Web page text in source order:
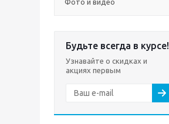
Фото и видео
Будьте всегда в курсе!
Узнавайте о скидках и
акциях первым